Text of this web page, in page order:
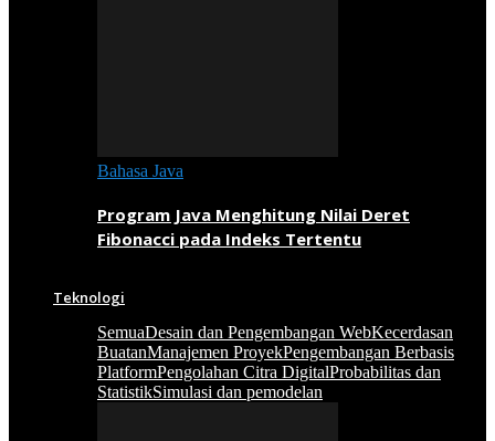
Bahasa Java
Program Java Menghitung Nilai Deret
Fibonacci pada Indeks Tertentu
Teknologi
SemuaDesain dan Pengembangan WebKecerdasan
BuatanManajemen ProyekPengembangan Berbasis
PlatformPengolahan Citra DigitalProbabilitas dan
StatistikSimulasi dan pemodelan